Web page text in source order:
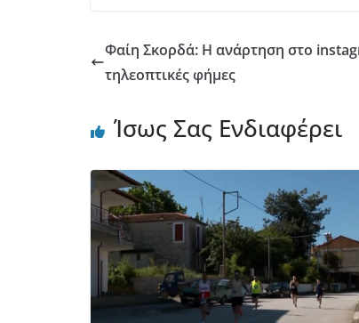
Φαίη Σκορδά: Η ανάρτηση στο
τηλεοπτικές φήμες
Ίσως Σας Ενδιαφέρει